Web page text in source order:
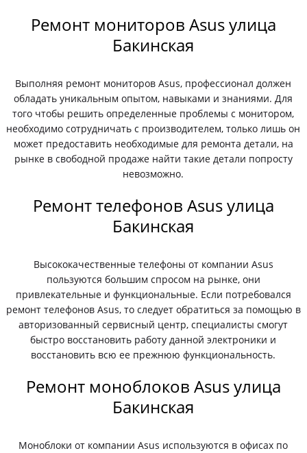
Ремонт мониторов Asus улица
Бакинская
Выполняя ремонт мониторов Asus, профессионал должен
обладать уникальным опытом, навыками и знаниями. Для
того чтобы решить определенные проблемы с монитором,
необходимо сотрудничать с производителем, только лишь он
может предоставить необходимые для ремонта детали, на
рынке в свободной продаже найти такие детали попросту
невозможно.
Ремонт телефонов Asus улица
Бакинская
Высококачественные телефоны от компании Asus
пользуются большим спросом на рынке, они
привлекательные и функциональные. Если потребовался
ремонт телефонов Asus, то следует обратиться за помощью в
авторизованный сервисный центр, специалисты смогут
быстро восстановить работу данной электроники и
восстановить всю ее прежнюю функциональность.
Ремонт моноблоков Asus улица
Бакинская
Моноблоки от компании Asus используются в офисах по